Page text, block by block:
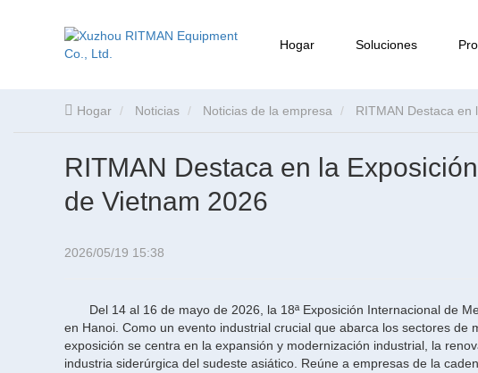
Hogar Soluciones
Hogar Noticias Noticias de la empresa RITMAN Destaca en
RITMAN Destaca en la
de Vietnam 2026
2026/05/19 15:38
Del 14 al 16 de mayo de 2026, la 18ª Exposición Internacional de
en Hanoi. Como un evento industrial crucial que abarca los sectores
exposición se centra en la expansión y modernización industrial, la
industria siderúrgica del sudeste asiático. Reúne a empresas de la